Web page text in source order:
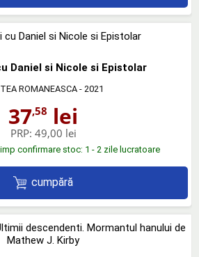
Daniel si Nicole si Epistolar
ROMANEASCA- 2021
37,58 lei
PRP: 49,00 lei
confirmare stoc: 1 - 2 zile lucratoare
cumpără